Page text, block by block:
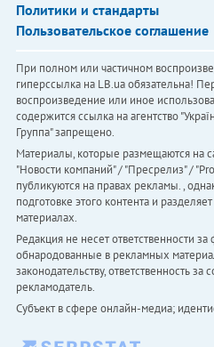
Политики и стандарты
Пользовательское соглашение
При полном или частичном
гиперссылка на LB.ua обязательна!
воспроизведение или иное
содержится ссылка на агентство
Группа" запрещено.
Материалы, которые размещаются на
"Новости компаний" / "Пресрелиз" /
публикуются на правах рекламы. ,
подготовке этого контента и
материалах.
Редакция не несет ответственности
обнародованные в рекламных
законодательству, ответственность
рекламодатель.
Субъект в сфере онлайн-медиа;